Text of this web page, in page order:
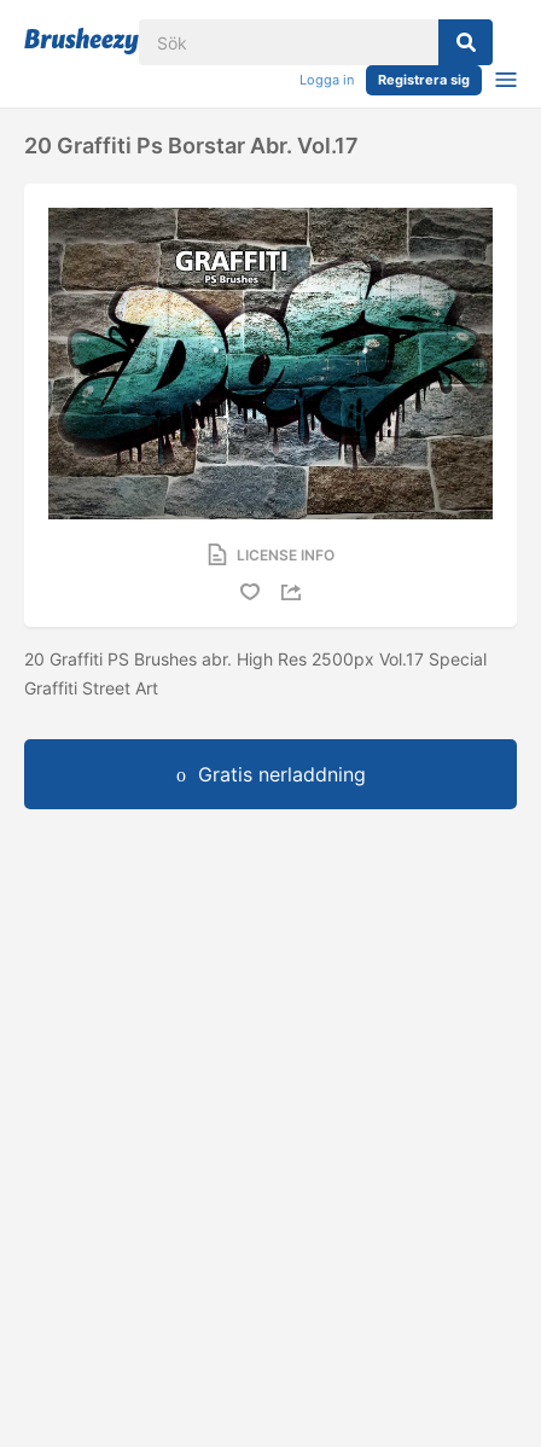
Logga in Registrera sig
20 Graffiti Ps Borstar Abr. Vol.17
LICENSE INFO
20 Graffiti PS Brushes abr. High Res 2500px Vol.17 Special
Graffiti Street Art
Gratis nerladdning